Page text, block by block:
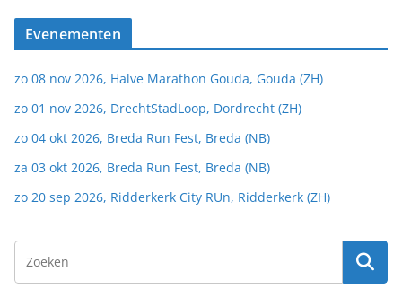
Evenementen
zo 08 nov 2026, Halve Marathon Gouda, Gouda (ZH)
zo 01 nov 2026, DrechtStadLoop, Dordrecht (ZH)
zo 04 okt 2026, Breda Run Fest, Breda (NB)
za 03 okt 2026, Breda Run Fest, Breda (NB)
zo 20 sep 2026, Ridderkerk City RUn, Ridderkerk (ZH)